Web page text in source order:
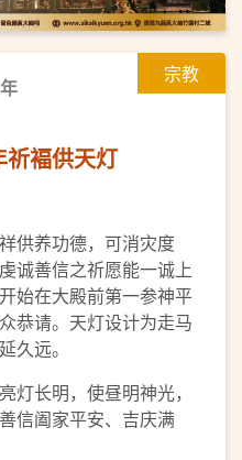
宗教
褔供天灯
供养功德，可消灾度
诚善信之祈愿能一诚上
始在大殿前第一参神平
恭请。天灯设计为走马
久远。
灯长明，使昼明神光，
信阖家平安、吉庆满